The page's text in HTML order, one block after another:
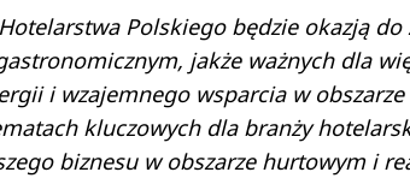
Polskiego będzie okazją
jakże ważnych dla
i wzajemnego wsparcia w
kluczowych dla branży
biznesu w obszarze hurtowym i